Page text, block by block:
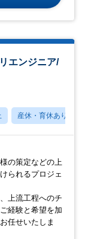
エンジニア/
産休・育休あり
の策定などの上
られるプロジェ
上流工程へのチ
経験と希望を加
任せいたしま